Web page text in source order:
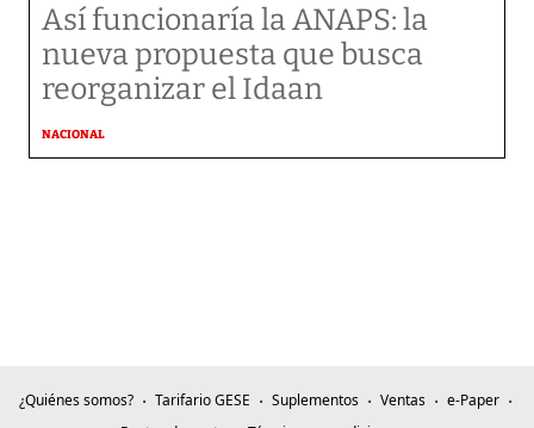
Así funcionaría la ANAPS: la
nueva propuesta que busca
reorganizar el Idaan
NACIONAL
¿Quiénes somos? Tarifario GESE Suplementos Ventas
e-Paper